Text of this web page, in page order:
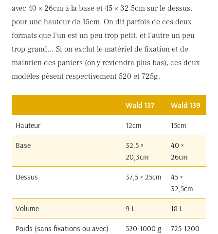
avec 40 × 26cm à la base et 45 × 32,5cm sur le dessus,
pour une hauteur de 15cm. On dit parfois de ces deux
formats que l’un est un peu trop petit, et l’autre un peu
trop grand… Si on exclut le matériel de fixation et de
maintien des paniers (on y reviendra plus bas), ces deux
modèles pèsent respectivement 520 et 725g.
Wald 137 Wald 139
Hauteur 12cm 15cm
Base
32,5 ×
20,3cm
40 ×
26cm
Dessus 37,5 × 25cm
45 ×
32,5cm
Volume 9 L 18 L
Poids (sans fixations ou avec) 520-1000 g
725-1200